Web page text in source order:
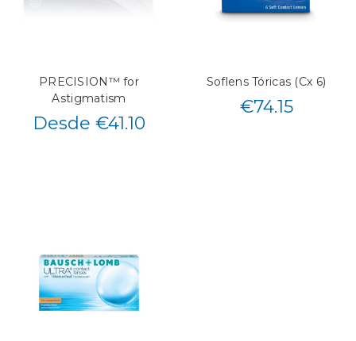
PRECISION™ for
Astigmatism
Desde €41.10
Soflens Tóricas (Cx 6)
€74.15